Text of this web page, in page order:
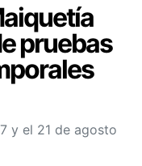
pruebas
y el 21 de agosto